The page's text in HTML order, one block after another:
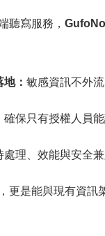
聽寫服務，
： 敏感資訊不外
確保只有授權人員
處理、效能與安全
，更是能與現有資訊